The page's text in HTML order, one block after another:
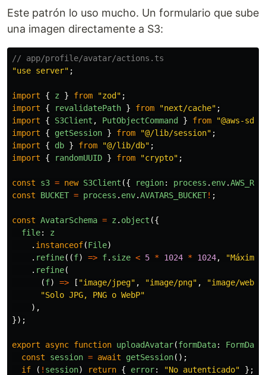
Este patrón lo uso mucho. Un formulario que sube
una imagen directamente a S3:
// app/profile/avatar/actions.ts
"use server" ;
import { z } from "zod " ;
import
{ revalidatePath } from "next/cache" ;
import
{ S3Client , PutObjectCommand } from "@aws-
import
{ getSession } from "@/lib/session" ;
import
{ db } from "@/lib/db" ;
import
{ randomUUID } from "crypto" ;
const s3 = new S3Client ({ region: process . env.
const
BUCKET = process . env.AVATARS_BUCKET! ;
const AvatarSchema = z . object ({
file:
z
. instanceof(File)
. refine((f) => f. size < 5 * 1024 * 1024, "Máximo
. refine(
(f) => [ "image/jpeg" , "image/png" , "image/webp
"Solo JPG, PNG o WebP"
),
});
export async function uploadAvatar(formData: FormData
const
session = await getSession();
if
( ! session) return { error: "No autenticado" };